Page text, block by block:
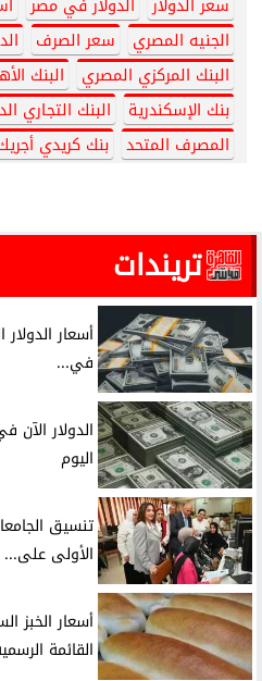
الجنيه المصري
سعر الصرف
البنك المركزي المصري
البنك
بنك الإسكندرية
البنك التجاري
المصرف المتحد
بنك كريدي
تريندات
أسعار الدولار
في...
الدولار الآن
اليوم
الأولى على...
القائمة